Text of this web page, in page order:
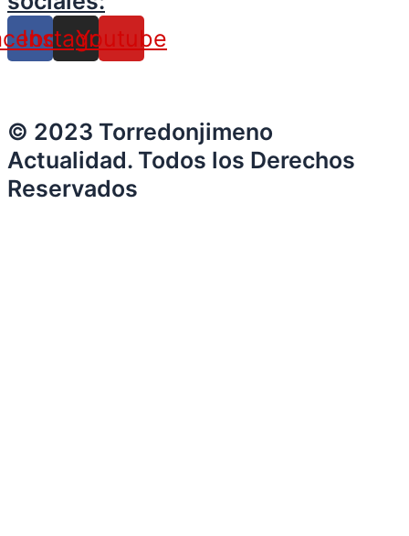
Instagram
Youtube
© 2023 Torredonjimeno
Actualidad. Todos los Derechos
Reservados